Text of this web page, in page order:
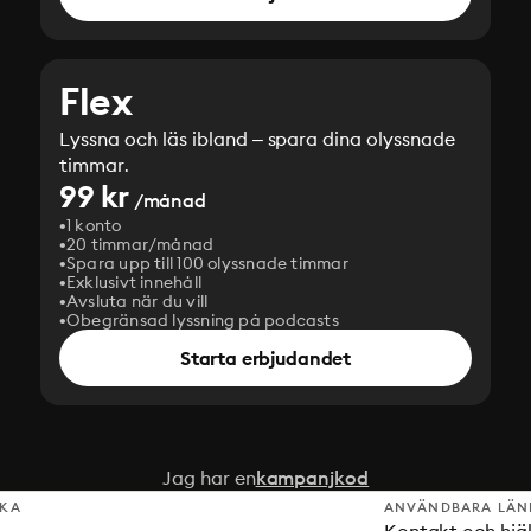
Flex
Lyssna och läs ibland – spara dina olyssnade
timmar.
99 kr/månad
1 konto
20 timmar/månad
Spara upp till 100 olyssnade timmar
Exklusivt innehåll
Avsluta när du vill
Obegränsad lyssning på podcasts
Starta erbjudandet
Jag har enkampanjkod
ANVÄNDBARA